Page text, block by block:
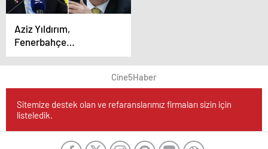
Aziz Yıldırım,
Fenerbahçe
Başkanlığına Yeniden
Aday “Mourinho’yu
Cine5Haber
Sitemize destek olan ve refaranslarımız firmaları sizin için
listeledik.